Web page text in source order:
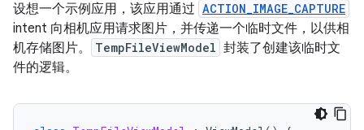
设想一个示例应用，该应用通过 ACTION_IMAGE_CAPTURE
intent 向相机应用请求图片，并传递一个临时文件，以供相
机存储图片。
TempFileViewModel 封装了创建该临时文
件的逻辑。